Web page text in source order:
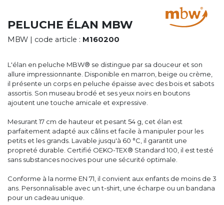
PELUCHE ÉLAN MBW
MBW | code article : M160200
L'élan en peluche MBW® se distingue par sa douceur et son
allure impressionnante. Disponible en marron, beige ou crème,
il présente un corps en peluche épaisse avec des bois et sabots
assortis. Son museau brodé et ses yeux noirs en boutons
ajoutent une touche amicale et expressive.
Mesurant 17 cm de hauteur et pesant 54 g, cet élan est
parfaitement adapté aux câlins et facile à manipuler pour les
petits et les grands. Lavable jusqu'à 60 °C, il garantit une
propreté durable. Certifié OEKO-TEX® Standard 100, il est testé
sans substances nocives pour une sécurité optimale.
Conforme à la norme EN 71, il convient aux enfants de moins de 3
ans. Personnalisable avec un t-shirt, une écharpe ou un bandana
pour un cadeau unique.